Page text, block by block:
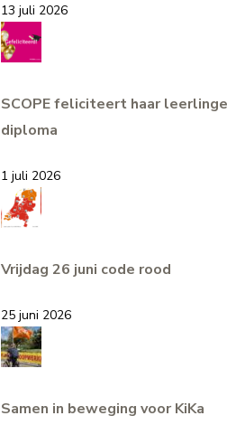
13 juli 2026
SCOPE feliciteert haar
diploma
1 juli 2026
Vrijdag 26 juni code rood
25 juni 2026
Samen in beweging voor KiKa